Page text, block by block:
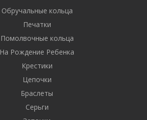
Обручальные кольца
Печатки
Помолвочные кольца
На Рождение Ребенка
Крестики
Цепочки
Браслеты
Серьги